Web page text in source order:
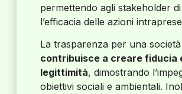
permettendo agli stakeholder
l’efficacia delle azioni
La trasparenza per una
contribuisce a creare fiducia
legittimità, dimostrando
obiettivi sociali e ambientali.